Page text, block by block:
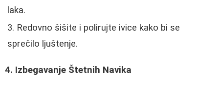
laka.
Redovno šišite i polirujte ivice kako bi se
sprečilo ljuštenje.
4. Izbegavanje Štetnih Navika